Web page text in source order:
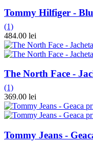
Tommy Hilfiger -
(1)
484.00 lei
The North Face -
(1)
369.00 lei
Tommy Jeans -